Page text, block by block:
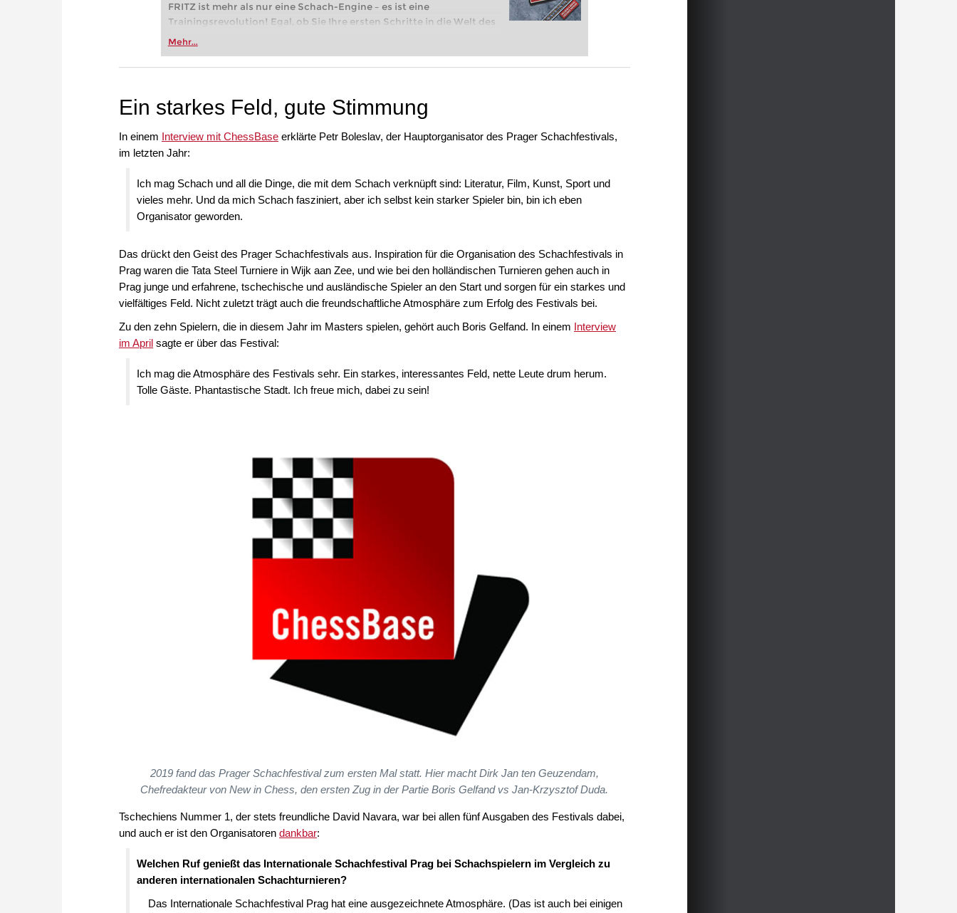
FRITZ ist mehr als nur eine Schach-Engine – es ist eine
Trainingsrevolution! Egal, ob Sie Ihre ersten Schritte in die Welt des
Vereinsschachs machen oder bereits auf Turnierniveau spielen: Mit
zuvor.
Mehr...
Ein starkes Feld, gute Stimmung
In einem Interview mit ChessBase erklärte Petr Boleslav, der Hauptorganisator des Prager Schachfestivals,
im letzten Jahr:
Ich mag Schach und all die Dinge, die mit dem Schach verknüpft sind: Literatur, Film, Kunst, Sport und
vieles mehr. Und da mich Schach fasziniert, aber ich selbst kein starker Spieler bin, bin ich eben
Organisator geworden.
Das drückt den Geist des Prager Schachfestivals aus. Inspiration für die Organisation des Schachfestivals in
Prag waren die Tata Steel Turniere in Wijk aan Zee, und wie bei den holländischen Turnieren gehen auch in
Prag junge und erfahrene, tschechische und ausländische Spieler an den Start und sorgen für ein starkes und
vielfältiges Feld. Nicht zuletzt trägt auch die freundschaftliche Atmosphäre zum Erfolg des Festivals bei.
Zu den zehn Spielern, die in diesem Jahr im Masters spielen, gehört auch Boris Gelfand. In einem Interview
im April sagte er über das Festival:
Ich mag die Atmosphäre des Festivals sehr. Ein starkes, interessantes Feld, nette Leute drum herum.
Tolle Gäste. Phantastische Stadt. Ich freue mich, dabei zu sein!
2019 fand das Prager Schachfestival zum ersten Mal statt. Hier macht Dirk Jan ten Geuzendam,
Chefredakteur von New in Chess, den ersten Zug in der Partie Boris Gelfand vs Jan-Krzysztof Duda.
Tschechiens Nummer 1, der stets freundliche David Navara, war bei allen fünf Ausgaben des Festivals dabei,
und auch er ist den Organisatoren dankbar:
Welchen Ruf genießt das Internationale Schachfestival Prag bei Schachspielern im Vergleich zu
anderen internationalen Schachturnieren?
Das Internationale Schachfestival Prag hat eine ausgezeichnete Atmosphäre. (Das ist auch bei einigen